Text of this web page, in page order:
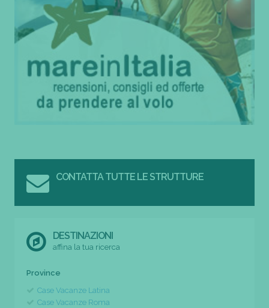
CONTATTA TUTTE LE STRUTTURE
DESTINAZIONI
affina la tua ricerca
Province
Case Vacanze Latina
Case Vacanze Roma